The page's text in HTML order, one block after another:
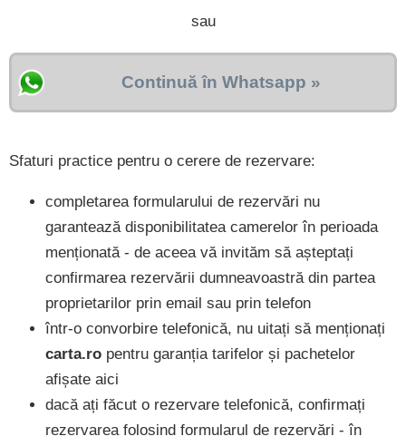
sau
Continuă în Whatsapp »
Sfaturi practice pentru o cerere de rezervare:
completarea formularului de rezervări nu
garantează disponibilitatea camerelor în perioada
menționată - de aceea vă invităm să așteptați
confirmarea rezervării dumneavoastră din partea
proprietarilor prin email sau prin telefon
într-o convorbire telefonică, nu uitați să menționați
carta.ro pentru garanția tarifelor și pachetelor
afișate aici
dacă ați făcut o rezervare telefonică, confirmați
rezervarea folosind formularul de rezervări - în